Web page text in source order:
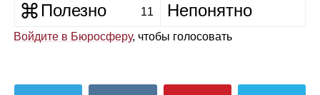
Полезно 11 Непонятно
Войдите в Бюросферу, чтобы голосовать